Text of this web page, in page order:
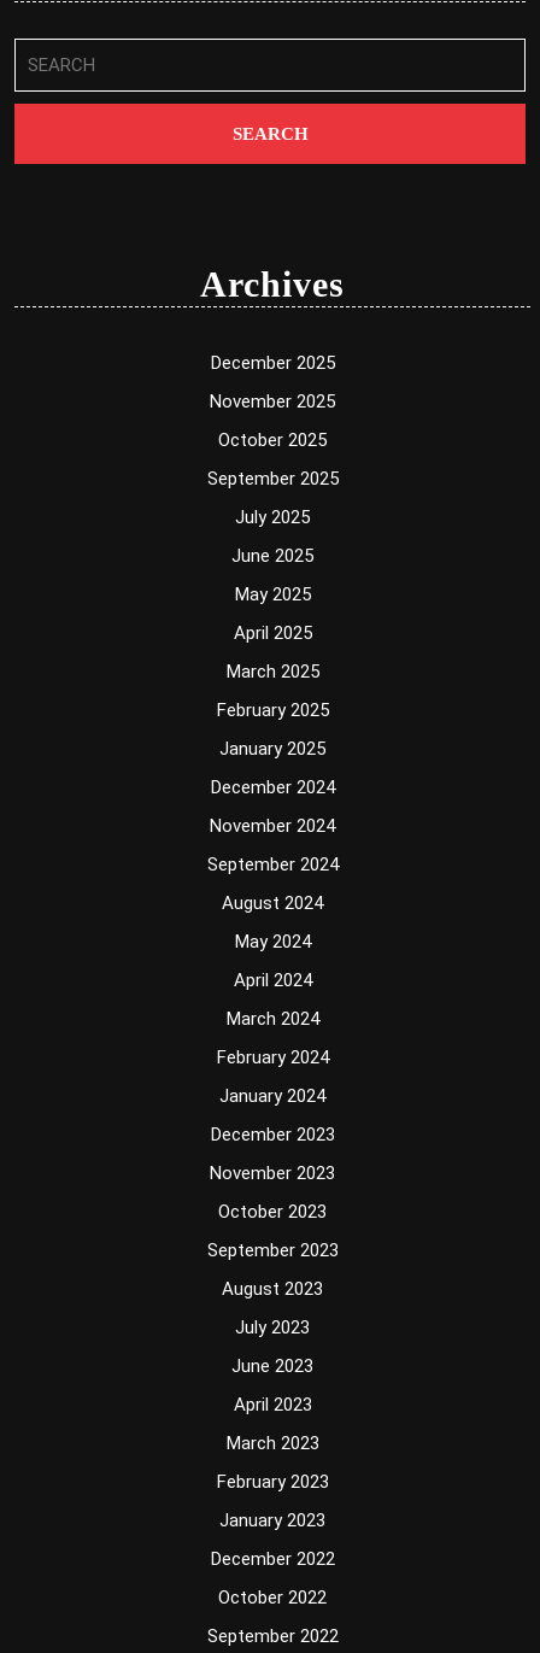
for:
Archives
December 2025
November 2025
October 2025
September 2025
July 2025
June 2025
May 2025
April 2025
March 2025
February 2025
January 2025
December 2024
November 2024
September 2024
August 2024
May 2024
April 2024
March 2024
February 2024
January 2024
December 2023
November 2023
October 2023
September 2023
August 2023
July 2023
June 2023
April 2023
March 2023
February 2023
January 2023
December 2022
October 2022
September 2022